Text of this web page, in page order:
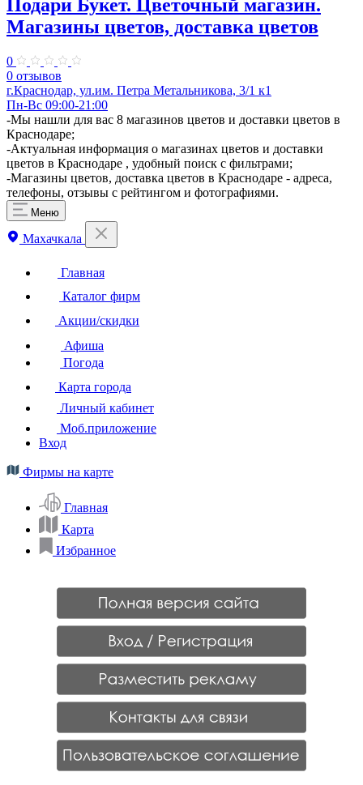
Подари Букет. Цветочный магазин.
Магазины цветов, доставка цветов
0
0 отзывов
г.Краснодар, ул.​им. Петра Метальникова, 3/1 к1
Пн-Вс 09:00-21:00
-Мы нашли для вас 8 магазинов цветов и доставки цветов в
Краснодаре;
-Актуальная информация о магазинах цветов и доставки
цветов в Краснодаре , удобный поиск с фильтрами;
-Магазины цветов, доставка цветов в Краснодаре - адреса,
телефоны, отзывы с рейтингом и фотографиями.
Меню
Махачкала
Главная
Каталог фирм
Акции/скидки
Афиша
Погода
Карта города
Личный кабинет
Моб.приложение
Вход
Фирмы на карте
Главная
Карта
Избранное